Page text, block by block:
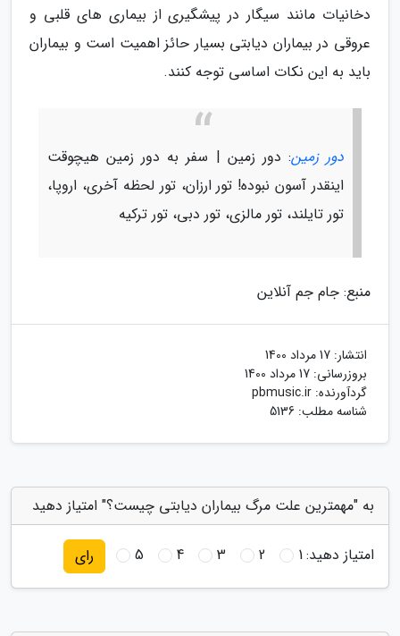
دخانیات مانند سیگار در پیشگیری از بیماری های قلبی و
عروقی در بیماران دیابتی بسیار حائز اهمیت است و بیماران
باید به این نکات اساسی توجه کنند.
دور زمین: دور زمین | سفر به دور زمین هیچوقت
اینقدر آسون نبوده! تور ارزان، تور لحظه آخری، اروپا،
تور تایلند، تور مالزی، تور دبی، تور ترکیه
منبع: جام جم آنلاین
انتشار: 17 مرداد 1400
بروزرسانی: 17 مرداد 1400
گردآورنده: pbmusic.ir
شناسه مطلب: 5136
به "مهمترین علت مرگ بیماران دیابتی چیست؟" امتیاز دهید
امتیاز دهید:1
2
3
4
5 رای